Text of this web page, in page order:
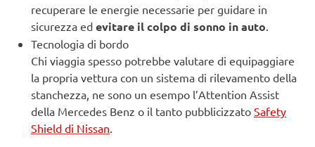
recuperare le energie necessarie per guidare in
sicurezza ed evitare il colpo di sonno in auto
Tecnologia di bordo
Chi viaggia spesso potrebbe valutare di equipaggiare
la propria vettura con un sistema di rilevamento della
stanchezza, ne sono un esempo l’Attention Assist
della Mercedes Benz o il tanto pubblicizzato Safety
Shield di Nissan